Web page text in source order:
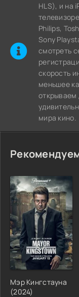
HLS), и на
Philips,
Sony
cмотреть
скорость
меньшее
открываем
мира кино.
Мэр Кингстауна
(2024)